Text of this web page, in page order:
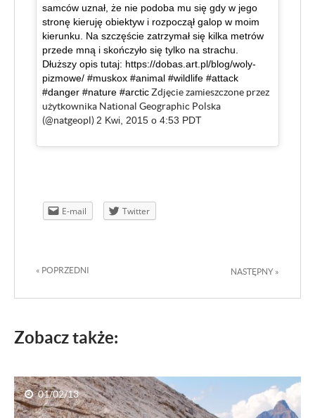
samców uznał, że nie podoba mu się gdy w jego
stronę kieruję obiektyw i rozpoczął galop w moim
kierunku. Na szczęście zatrzymał się kilka metrów
przede mną i skończyło się tylko na strachu.
Dłuższy opis tutaj: https://dobas.art.pl/blog/woly-
pizmowe/ #muskox #animal #wildlife #attack
#danger #nature #arcticZdjęcie zamieszczone przez
użytkownika National Geographic Polska
(@natgeopl) 2 Kwi, 2015 o 4:53 PDT
E-mail Twitter
« POPRZEDNI NASTĘPNY »
Zobacz także:
01/02/13